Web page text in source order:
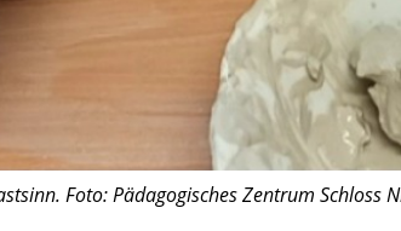
Foto: Pädagogisches Zentrum Schloss